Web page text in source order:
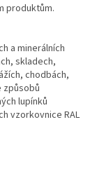
produktům.
a minerálních
skladech,
chodbách,
způsobů
lupínků
vzorkovnice RAL